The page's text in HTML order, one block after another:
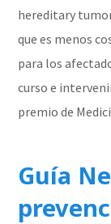
hereditary
que es menos
para los
curso e
premio de
Guía